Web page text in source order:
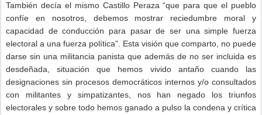
También decía el mismo Castillo Peraza “que para que el pueblo
confíe en nosotros, debemos mostrar reciedumbre moral y
capacidad de conducción para pasar de ser una simple fuerza
electoral a una fuerza política”. Esta visión que comparto, no puede
darse sin una militancia panista que además de no ser incluida es
desdeñada, situación que hemos vivido antaño cuando las
designaciones sin procesos democráticos internos y/o consultados
con militantes y simpatizantes, nos han negado los triunfos
electorales y sobre todo hemos ganado a pulso la condena y crítica